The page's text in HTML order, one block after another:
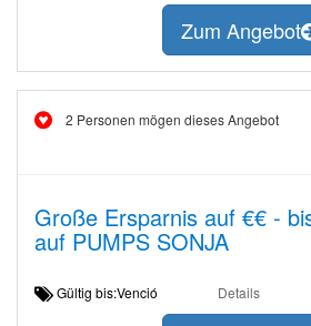
Zum Angebot
2 Personen mögen dieses Angebot
Große Ersparnis auf €€ -
auf PUMPS SONJA
Gültig bis:Venció Details